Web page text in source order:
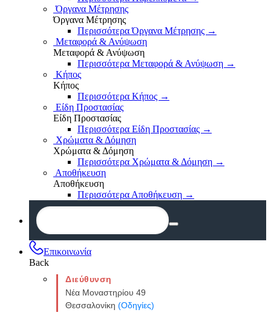
Όργανα Μέτρησης
Όργανα Μέτρησης
Περισσότερα Όργανα Μέτρησης →
Μεταφορά & Ανύψωση
Μεταφορά & Ανύψωση
Περισσότερα Μεταφορά & Ανύψωση →
Κήπος
Κήπος
Περισσότερα Κήπος →
Είδη Προστασίας
Είδη Προστασίας
Περισσότερα Είδη Προστασίας →
Χρώματα & Δόμηση
Χρώματα & Δόμηση
Περισσότερα Χρώματα & Δόμηση →
Αποθήκευση
Αποθήκευση
Περισσότερα Αποθήκευση →
Επικοινωνία
Back
Διεύθυνση
Νέα Μοναστηρίου 49
Θεσσαλονίκη (Οδηγίες)